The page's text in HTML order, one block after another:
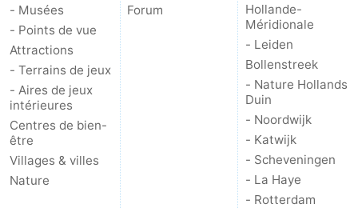
- Musées
- Points de vue
Attractions
- Terrains de jeux
- Aires de jeux
intérieures
Centres de bien-
être
Villages & villes
Nature
Forum
Hollande-
Méridionale
- Leiden
Bollenstreek
- Nature Hollands
Duin
- Noordwijk
- Katwijk
- Scheveningen
- La Haye
- Rotterdam